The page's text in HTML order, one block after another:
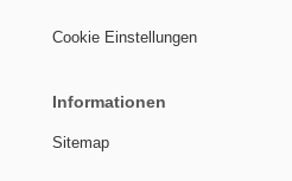
Cookie Einstellungen
Informationen
Sitemap